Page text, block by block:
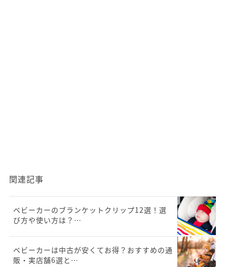
関連記事
ベビーカーのブランケットクリップ12選！選
び方や使い方は？…
ベビーカーは中古が安くてお得？おすすめの通
販・実店舗6選と…